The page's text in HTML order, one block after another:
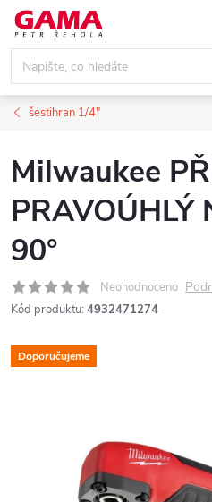
Přejít
obsah
šestihran 1/4"
Milwaukee
PRAVOÚHLÝ
90°
Neohodnoceno
Kód produktu: 4932471274
Doporučujeme